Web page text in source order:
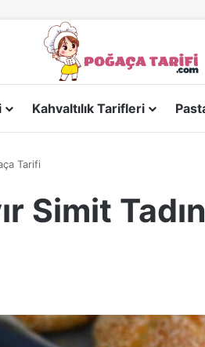
Kahvaltılık Tarifleri
Tarifi
Simit